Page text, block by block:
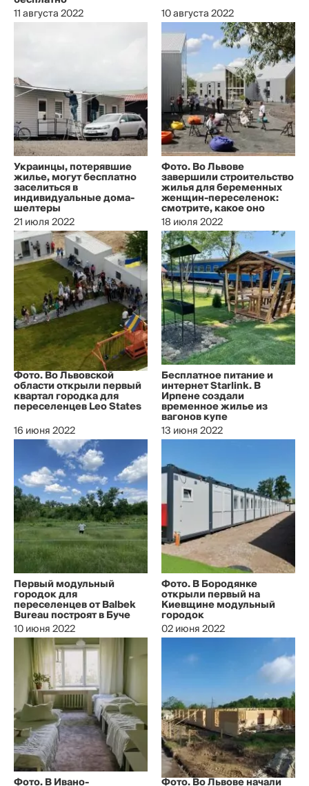
11 августа 2022
10 августа 2022
Украинцы, потерявшие
жилье, могут бесплатно
заселиться в
индивидуальные дома-
шелтеры
21 июля 2022
Фото. Во Львове
завершили строительство
жилья для беременных
женщин-переселенок:
смотрите, какое оно
18 июля 2022
Фото. Во Львовской
области открыли первый
квартал городка для
переселенцев Leo States
16 июня 2022
Бесплатное питание и
интернет Starlink. В
Ирпене создали
временное жилье из
вагонов купе
13 июня 2022
Первый модульный
городок для
переселенцев от Balbek
Bureau построят в Буче
10 июня 2022
Фото. В Бородянке
открыли первый на
Киевщине модульный
городок
02 июня 2022
Фото. В Ивано- Фото. Во Львове начали